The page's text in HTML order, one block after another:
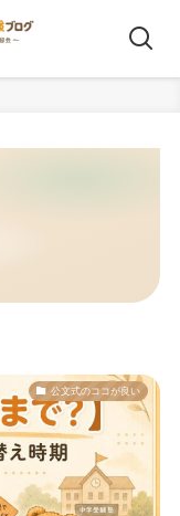
公文式のココが良い